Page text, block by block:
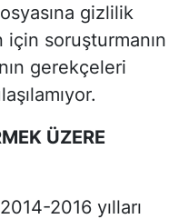
gizlilik
için soruşturmanın
gerekçeleri
ÜZERE
2016 yılları